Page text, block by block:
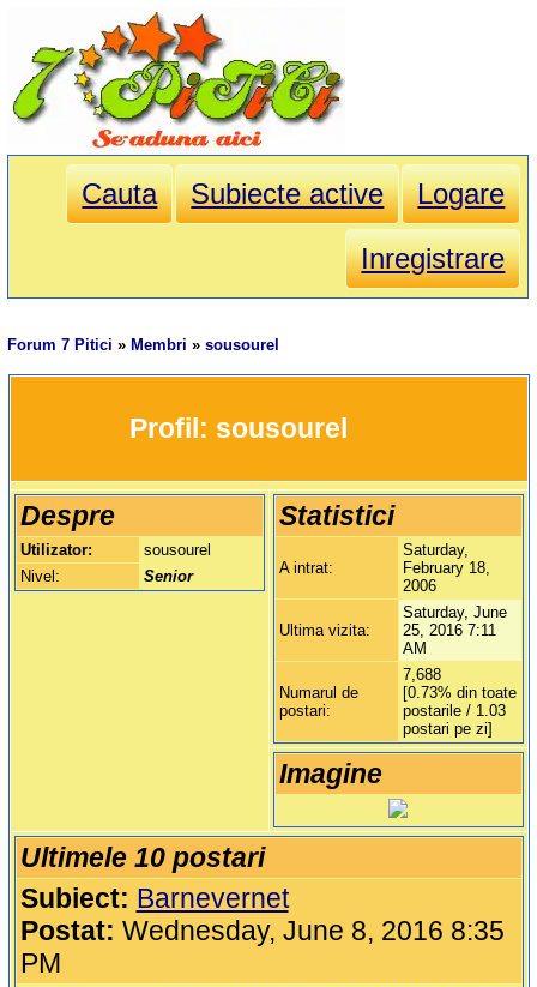
Cauta Subiecte active
Logare
Inregistrare
Forum 7 Pitici » Membri »sousourel
		Profil:
sousourel
Despre
Utilizator:
sousourel
Nivel:
Senior
Statistici
A intrat:
Saturday,
February 18,
2006
Ultima vizita:
Saturday, June
25, 2016 7:11
AM
Numarul de
postari:
7,688
[0.73% din toate
postarile / 1.03
postari pe zi]
Imagine
Ultimele 10 postari
Subiect: Barnevernet
Postat: Wednesday, June 8, 2016 8:35
PM